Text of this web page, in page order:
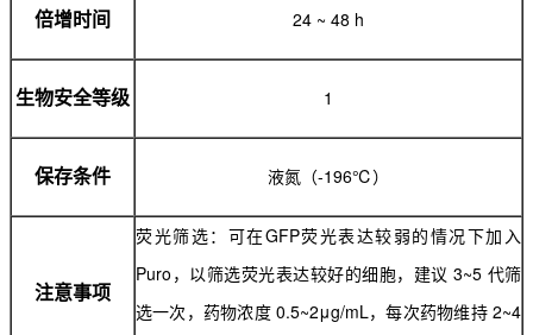
倍增时间 24 ~ 48 h
生物安全等级 1
保存条件 液氮（-196℃）
注意事项
荧光筛选：可在GFP荧光表达较弱的情况下加入
Puro，以筛选荧光表达较好的细胞，建议 3~5 代筛
选一次，药物浓度 0.5~2μg/mL，每次药物维持 2~4